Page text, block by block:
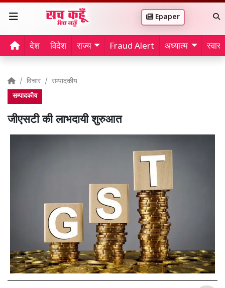
Epaper
देश विदेश राज्य Fraud Alert अध्यात्म
विचार सम्पादकीय
सम्पादकीय
जीएसटी की लाभदायी शुरुआत